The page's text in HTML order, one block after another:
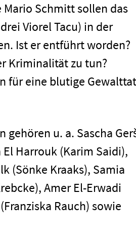
Schmitt sollen das
Viorel Tacu) in der
Ist er entführt worden?
Kriminalität zu tun?
für eine blutige Gewalttat
u. a. Sascha
El Harrouk (Karim Saidi),
(Sönke Kraaks), Samia
Amer El-Erwadi
Rauch) sowie